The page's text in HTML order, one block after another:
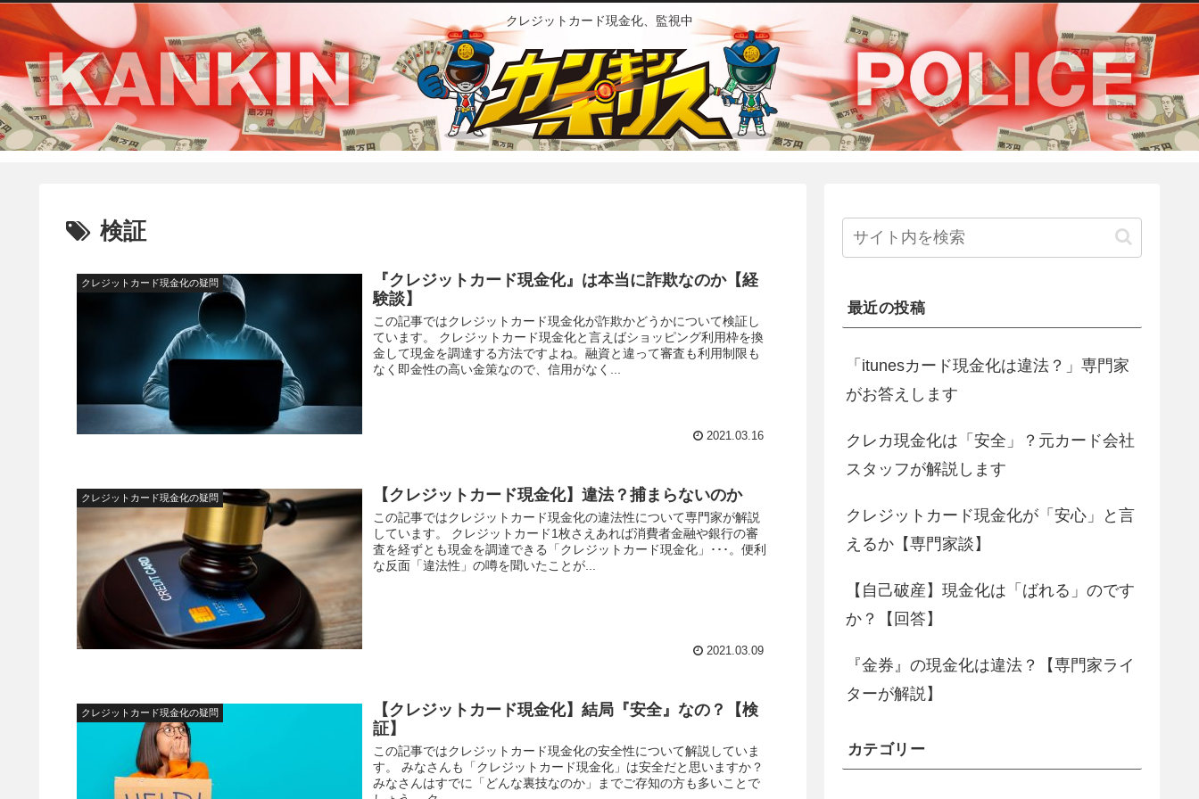
クレジットカード現金化、監視中
検証
クレジットカード現金化の疑問
『クレジットカード現金化』は本当に詐欺なのか【経
験談】
この記事ではクレジットカード現金化が詐欺かどうかについて検証し
ています。 クレジットカード現金化と言えばショッピング利用枠を換
金して現金を調達する方法ですよね。融資と違って審査も利用制限も
なく即金性の高い金策なので、信用がなく...
2021.03.16
クレジットカード現金化の疑問 【クレジットカード現金化】違法？捕まらないのか
この記事ではクレジットカード現金化の違法性について専門家が解説
しています。 クレジットカード1枚さえあれば消費者金融や銀行の審
査を経ずとも現金を調達できる「クレジットカード現金化」･･･。便利
な反面「違法性」の噂を聞いたことが...
2021.03.09
クレジットカード現金化の疑問
【クレジットカード現金化】結局『安全』なの？【検
証】
この記事ではクレジットカード現金化の安全性について解説していま
す。 みなさんも「クレジットカード現金化」は安全だと思いますか？
みなさんはすでに「どんな裏技なのか」までご存知の方も多いことで
最近の投稿
「itunesカード現金化は違法？」専門家
がお答えします
クレカ現金化は「安全」？元カード会社
スタッフが解説します
クレジットカード現金化が「安心」と言
えるか【専門家談】
【自己破産】現金化は「ばれる」のです
か？【回答】
『金券』の現金化は違法？【専門家ライ
ターが解説】
カテゴリー